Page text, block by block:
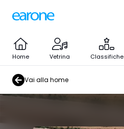
Home Vetrina Classifiche
Vai alla home